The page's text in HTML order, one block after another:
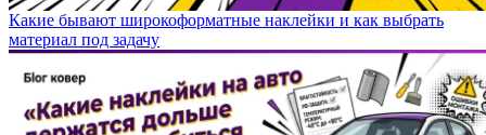
Какие бывают широкоформатные наклейки и как выбрать
материал под задачу